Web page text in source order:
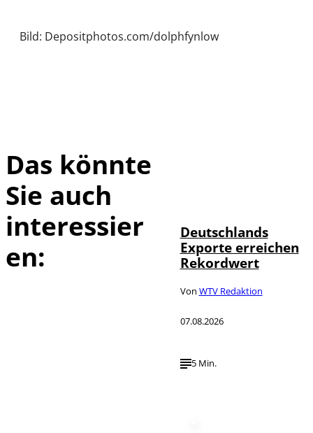
Bild: Depositphotos.com/dolphfynlow
Das könnte
Sie auch
interessier
en:
Deutschlands
Exporte erreichen
Rekordwert
Von WTV Redaktion
07.08.2026
5 Min.